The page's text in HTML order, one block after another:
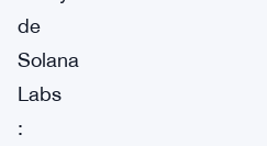
de
Solana
Labs
: